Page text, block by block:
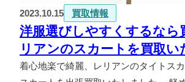
2023.10.15 買取情報
洋服選びしやすくするなら
リアンのスカートを買取い
着心地楽で綺麗、レリアンのタイトス